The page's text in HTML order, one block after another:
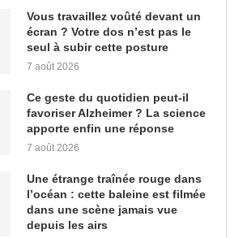
Vous travaillez voûté devant un
écran ? Votre dos n’est pas le
seul à subir cette posture
7 août 2026
Ce geste du quotidien peut-il
favoriser Alzheimer ? La science
apporte enfin une réponse
7 août 2026
Une étrange traînée rouge dans
l’océan : cette baleine est filmée
dans une scène jamais vue
depuis les airs